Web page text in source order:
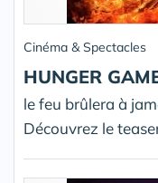
Cinéma & Spectacles
HUNGER
le feu brûlera à
Découvrez le